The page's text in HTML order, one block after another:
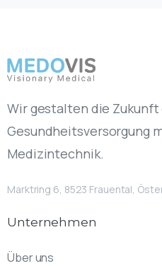
Wir gestalten die Zukunft
Gesundheitsversorgung
Medizintechnik.
Marktring 6, 8523 Frauental,
Unternehmen
Über uns